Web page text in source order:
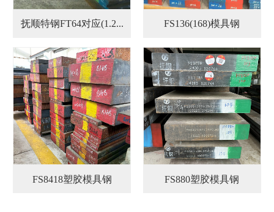
抚顺特钢FT64对应(1.2... FS136(168)模具钢
FS8418塑胶模具钢 FS880塑胶模具钢